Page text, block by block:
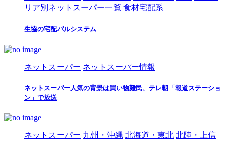
リア別ネットスーパー一覧 食材宅配系
生協の宅配パルシステム
ネットスーパー ネットスーパー情報
ネットスーパー人気の背景は買い物難民、テレ朝「報道ステーショ
ン」で放送
ネットスーパー 九州・沖縄 北海道・東北 北陸・上信